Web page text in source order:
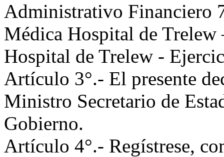
Administrativo
Médica Hospital de
Hospital de Trelew -
Artículo 3°.- El presente
Ministro Secretario de
Gobierno.
Artículo 4°.- Regístrese,